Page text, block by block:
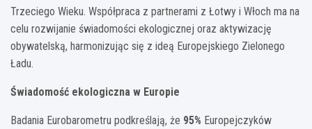
Trzeciego Wieku. Współpraca z partnerami z Łotwy i Włoch ma na
celu rozwijanie świadomości ekologicznej oraz aktywizację
obywatelską, harmonizując się z ideą Europejskiego Zielonego
Ładu.
Świadomość ekologiczna w Europie
Badania Eurobarometru podkreślają, że 95% Europejczyków